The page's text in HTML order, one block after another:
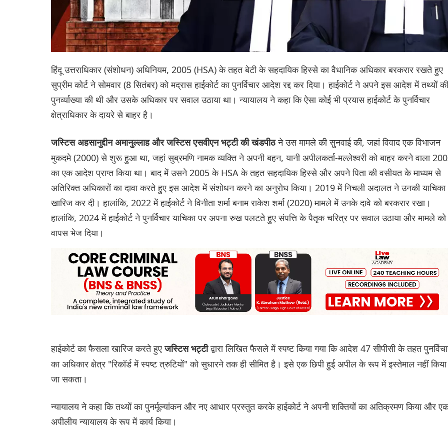
हिंदू उत्तराधिकार (संशोधन) अधिनियम, 2005 (HSA) के तहत बेटी के सहदायिक हिस्से का वैधानिक अधिकार बरकरार रखते हुए
सुप्रीम कोर्ट ने सोमवार (8 सितंबर) को मद्रास हाईकोर्ट का पुनर्विचार आदेश रद्द कर दिया। हाईकोर्ट ने अपने इस आदेश में तथ्यों की
पुनर्व्याख्या की थी और उसके अधिकार पर सवाल उठाया था। न्यायालय ने कहा कि ऐसा कोई भी प्रयास हाईकोर्ट के पुनर्विचार
क्षेत्राधिकार के दायरे से बाहर है।
जस्टिस अहसानुद्दीन अमानुल्लाह और जस्टिस एसवीएन भट्टी की खंडपीठने उस मामले की सुनवाई की, जहां विवाद एक विभाजन
मुकदमे (2000) से शुरू हुआ था, जहां सुब्रमणि नामक व्यक्ति ने अपनी बहन, यानी अपीलकर्ता-मल्लेश्वरी को बाहर करने वाला
का एक आदेश प्राप्त किया था। बाद में उसने 2005 के HSA के तहत सहदायिक हिस्से और अपने पिता की वसीयत के माध्यम से
अतिरिक्त अधिकारों का दावा करते हुए इस आदेश में संशोधन करने का अनुरोध किया। 2019 में निचली अदालत ने उनकी याचिका
खारिज कर दी। हालांकि, 2022 में हाईकोर्ट ने विनीता शर्मा बनाम राकेश शर्मा (2020) मामले में उनके दावे को बरकरार रखा।
हालांकि, 2024 में हाईकोर्ट ने पुनर्विचार याचिका पर अपना रुख पलटते हुए संपत्ति के पैतृक चरित्र पर सवाल उठाया और मामले को
वापस भेज दिया।
हाईकोर्ट का फैसला खारिज करते हुएजस्टिस भट्टीद्वारा लिखित फैसले में स्पष्ट किया गया कि आदेश 47 सीपीसी के तहत
का अधिकार क्षेत्र "रिकॉर्ड में स्पष्ट त्रुटियों" को सुधारने तक ही सीमित है। इसे एक छिपी हुई अपील के रूप में इस्तेमाल नहीं किया
जा सकता।
न्यायालय ने कहा कि तथ्यों का पुनर्मूल्यांकन और नए आधार प्रस्तुत करके हाईकोर्ट ने अपनी शक्तियों का अतिक्रमण किया और
अपीलीय न्यायालय के रूप में कार्य किया।